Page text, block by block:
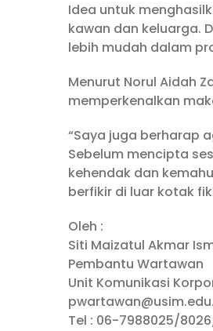
Idea untuk
kawan dan keluarga.
lebih mudah dalam
Menurut Norul Aidah
memperkenalkan
“Saya juga berharap
Sebelum mencipta
kehendak dan
berfikir di luar kotak
Oleh :
Siti Maizatul Akmar
Pembantu Wartawan
Unit Komunikasi
Tel : 06-7988025/